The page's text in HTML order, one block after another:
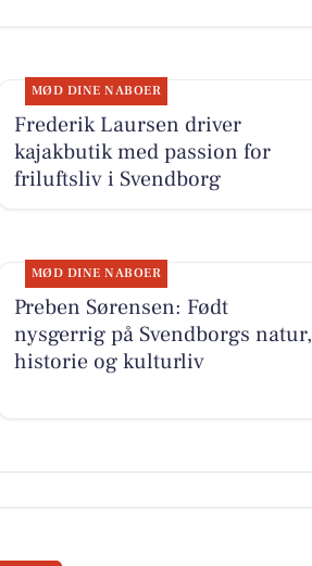
MØD DINE NABOER
Frederik Laursen driver
kajakbutik med passion for
friluftsliv i Svendborg
MØD DINE NABOER
Preben Sørensen: Født
nysgerrig på Svendborgs natur,
historie og kulturliv